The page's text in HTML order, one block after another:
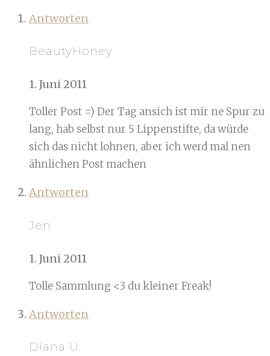
Antworten
BeautyHoney
1. Juni 2011
Toller Post =) Der Tag ansich ist mir ne Spur zu
lang, hab selbst nur 5 Lippenstifte, da würde
sich das nicht lohnen, aber ich werd mal nen
ähnlichen Post machen
Antworten
Jen
1. Juni 2011
Tolle Sammlung <3 du kleiner Freak!
Antworten
Diana U.